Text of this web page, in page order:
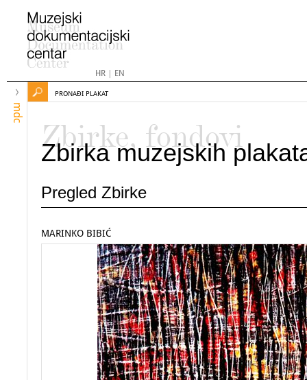
HR| EN
mdc
PRONAĐI PLAKAT
Zbirke, fondovi
Zbirka muzejskih
Pregled Zbirke
MARINKO BIBIĆ